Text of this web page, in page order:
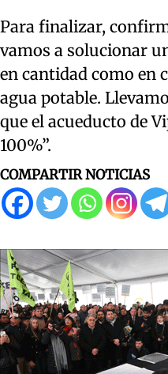
Para finalizar,
vamos a solucionar
en cantidad como en
agua potable.
que el acueducto de
100%”.
COMPARTIR NOTICIAS